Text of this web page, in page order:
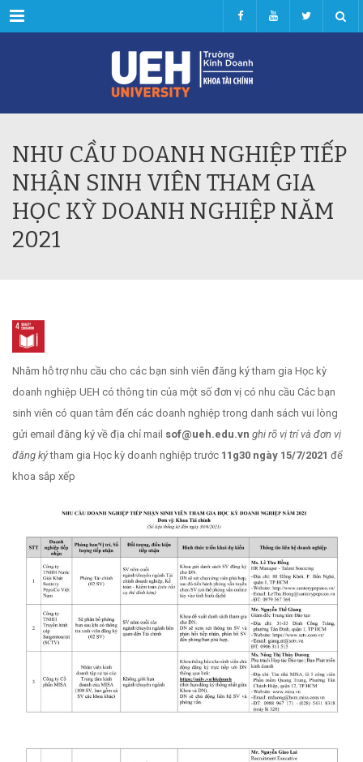
Menu
NHU CẦU DOANH NGHIỆP TIẾP
NHẬN SINH VIÊN THAM GIA
HỌC KỲ DOANH NGHIỆP NĂM
2021
Nhằm hỗ trợ nhu cầu cho các bạn sinh viên đăng ký tham gia Học kỳ
doanh nghiệp UEH có thông tin của một số đơn vị có nhu cầu Các bạn
sinh viên có quan tâm đến các doanh nghiệp trong danh sách vui lòng
gửi email đăng ký về địa chỉ mail sof@ueh.edu.vn ghi rõ vị trí và đơn vị
đăng kýtham gia Học kỳ doanh nghiệp trước 11g30 ngày 15/7/2021 để
khoa sắp xếp